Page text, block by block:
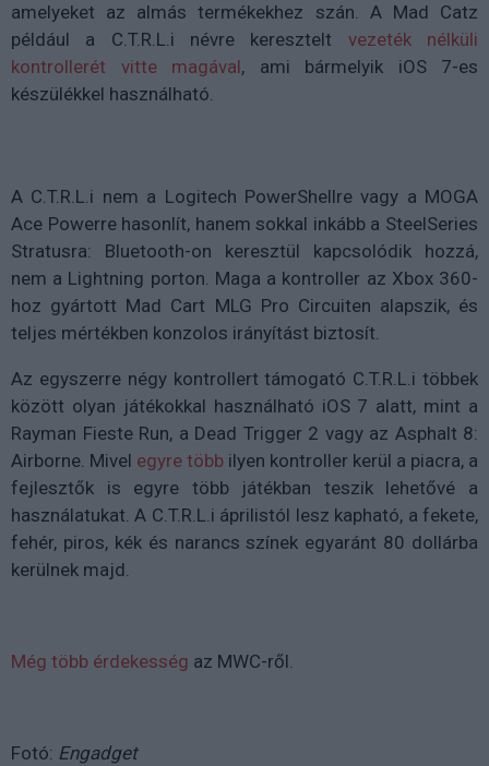
amelyeket az almás termékekhez szán. A Mad Catz
például a C.T.R.L.i névre keresztelt vezeték nélküli
kontrollerét vitte magával, ami bármelyik iOS 7-es
készülékkel használható.
A C.T.R.L.i nem a Logitech PowerShellre vagy a MOGA
Ace Powerre hasonlít, hanem sokkal inkább a SteelSeries
Stratusra: Bluetooth-on keresztül kapcsolódik hozzá,
nem a Lightning porton. Maga a kontroller az Xbox 360-
hoz gyártott Mad Cart MLG Pro Circuiten alapszik, és
teljes mértékben konzolos irányítást biztosít.
Az egyszerre négy kontrollert támogató C.T.R.L.i többek
között olyan játékokkal használható iOS 7 alatt, mint a
Rayman Fieste Run, a Dead Trigger 2 vagy az Asphalt 8:
Airborne. Mivel egyre több ilyen kontroller kerül a piacra, a
fejlesztők is egyre több játékban teszik lehetővé a
használatukat. A C.T.R.L.i áprilistól lesz kapható, a fekete,
fehér, piros, kék és narancs színek egyaránt 80 dollárba
kerülnek majd.
Még több érdekesség az MWC-ről.
Fotó: Engadget